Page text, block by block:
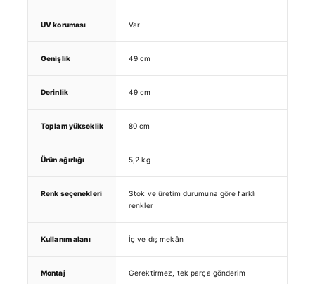
UV koruması Var
Genişlik 49 cm
Derinlik 49 cm
Toplam yükseklik 80 cm
Ürün ağırlığı 5,2 kg
Renk seçenekleri
Stok ve üretim durumuna göre farklı
renkler
Kullanım alanı İç ve dış mekân
Montaj Gerektirmez, tek parça gönderim